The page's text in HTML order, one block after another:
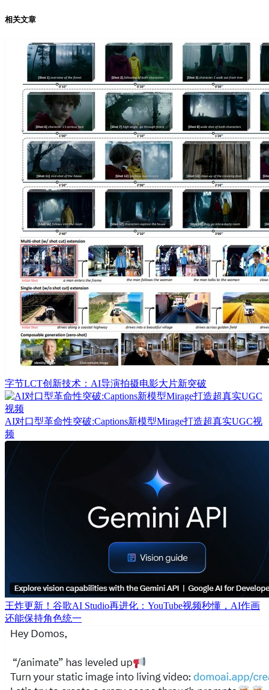
相关文章
字节LCT创新技术：AI导演拍摄电影大片新突破
AI对口型革命性突破:Captions新模型Mirage打造超真实UGC视
频
王炸更新！谷歌AI Studio再进化：YouTube视频秒懂，AI作画
还能保持角色统一